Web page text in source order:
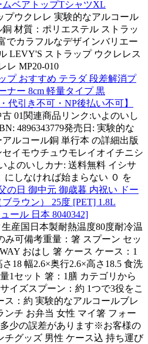
ベアトップTシャツXL
プウクレレ 実験的なアルコール
材質：ポリエステル ストラッ
でカラフルなデザインバリエー
LEVY'S ストラップ ウクレレス
レ MP20-010
プ おすすめ テラダ 段差解消プ
ナー 8cm 軽量タイプ 黒
代引き不可・NP後払い不可】
01関連商品リンク:いよのいし
4896343779発売日: 実験的な
ルコール銅 単行本 の詳細出版
イモウチュウモレイオイチニシ
よのいしカナ: 送料無料 イシサ
にしなければ始まらない ０ を
の日 御中元 御歳暮 内祝い ドー
ラウン） 25度 [PET] 1.8L
ール 日本 8040342]
産国日本製耐熱温度80度耐冷温
み可備考重量：箸 スプーン セッ
おはし 箸 ケース ケース：1
18 幅2.6×奥行2.6×高さ18.5 食洗
1セット 箸：1膳 カテゴリから
イズスプーン：約 1つで3役をこ
ス：約 実験的なアルコールブレ
ンチ お弁当 女性 マイ箸 フォー
少の誤差があります※お客様の
チグッズ 男性 ケース込 持ち運び